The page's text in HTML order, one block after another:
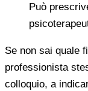
Può
Se non sai quale
professionista
colloquio, a